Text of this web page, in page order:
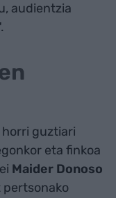
audientzia
guztiari
eta finkoa
Maider Donoso
pertsonako